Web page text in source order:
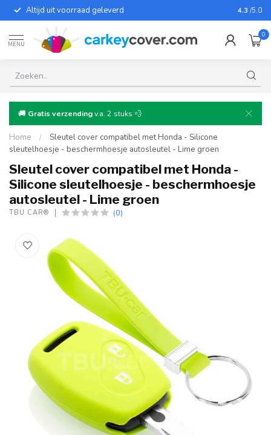
Altijd uit voorraad geleverd Voor
4.3 /5.0
MENU
0
🚚 Gratis verzendingv.a. 2 stuks 💨
Home /
Sleutel cover compatibel met Honda - Silicone
sleutelhoesje - beschermhoesje autosleutel - Lime groen
Sleutel cover compatibel met Honda -
Silicone sleutelhoesje - beschermhoesje
autosleutel - Lime groen
TBU CAR® (0)